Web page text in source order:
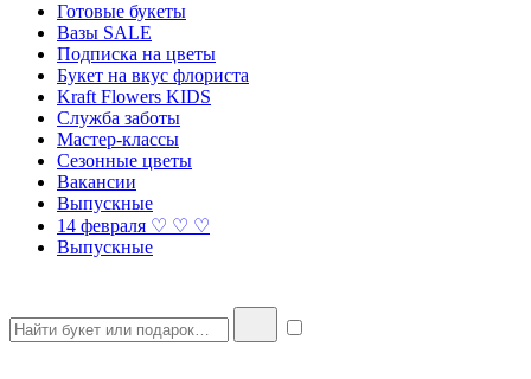
Готовые букеты
Вазы SALE
Подписка на цветы
Букет на вкус флориста
Kraft Flowers KIDS
Служба заботы
Мастер-классы
Сезонные цветы
Вакансии
Выпускные
14 февраля ♡ ♡ ♡
Выпускные